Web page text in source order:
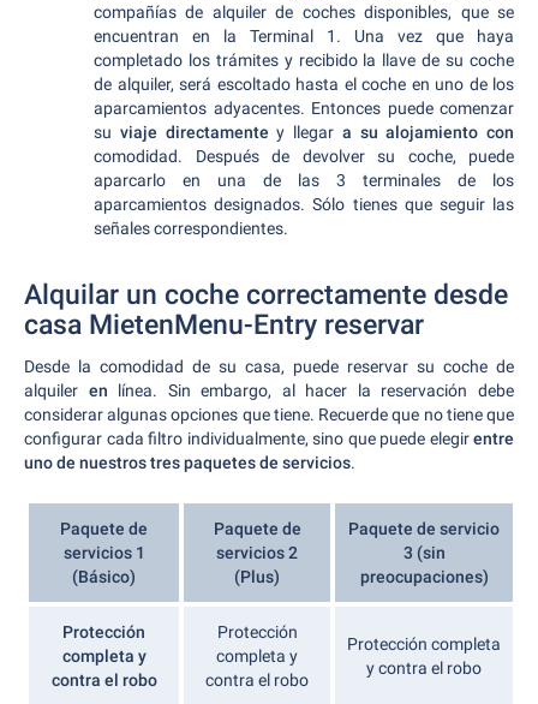
compañías de alquiler de coches disponibles, que se
encuentran en la Terminal 1. Una vez que haya
completado los trámites y recibido la llave de su coche
de alquiler, será escoltado hasta el coche en uno de los
aparcamientos adyacentes. Entonces puede comenzar
su viaje directamente y llegar a su alojamiento con
comodidad. Después de devolver su coche, puede
aparcarlo en una de las 3 terminales de los
aparcamientos designados. Sólo tienes que seguir las
señales correspondientes.
Alquilar un coche correctamente desde
casa MietenMenu-Entry reservar
Desde la comodidad de su casa, puede reservar su coche de
alquiler en línea. Sin embargo, al hacer la reservación debe
considerar algunas opciones que tiene. Recuerde que no tiene que
configurar cada filtro individualmente, sino que puede elegirentre
uno de nuestros tres paquetes de servicios.
Paquete de
servicios 1
(Básico)
Paquete de
servicios 2
(Plus)
Paquete de servicio
3 (sin
preocupaciones)
Protección
completa y
contra el robo
Protección
completa y
contra el robo
Protección completa
y contra el robo